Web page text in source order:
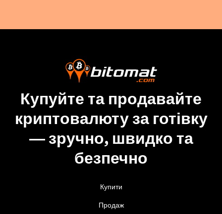
Купуйте та продавайте
криптовалюту за готівку
— зручно, швидко та
безпечно
Купити
Продаж